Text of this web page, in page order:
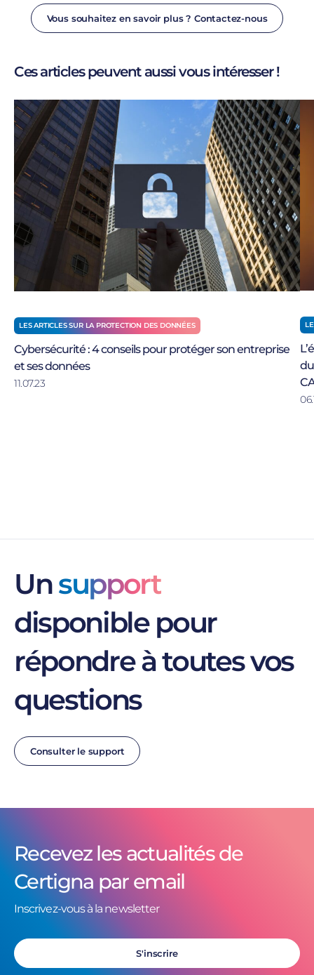
Vous souhaitez en savoir plus ? Contactez-nous
Ces articles peuvent aussi vous intéresser !
LES ARTICLES SUR LA PROTECTION DES DONNÉES
Cybersécurité : 4 conseils pour protéger son entreprise
et ses données
11.07.23
Unsupport
disponible pour
répondre à toutes vos
questions
Consulter le support
Recevez les actualités de
Certigna par email
Inscrivez-vous à la newsletter
S'inscrire